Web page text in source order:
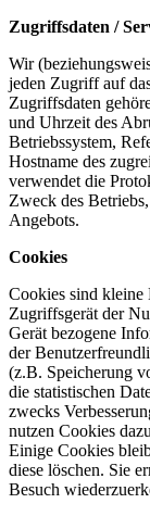
Zugriffsdaten /
Wir
jeden Zugriff auf
Zugriffsdaten
und Uhrzeit des
Betriebssystem,
Hostname des
verwendet die
Zweck des
Angebots.
Cookies
Cookies sind kleine
Zugriffsgerät der
Gerät bezogene
der
(z.B. Speicherung
die statistischen
zwecks
nutzen Cookies
Einige Cookies
diese löschen. Sie
Besuch